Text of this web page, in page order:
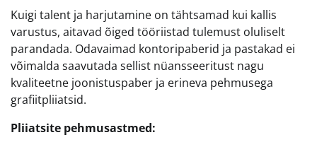
Kuigi talent ja harjutamine on tähtsamad kui kallis
varustus, aitavad õiged tööriistad tulemust oluliselt
parandada. Odavaimad kontoripaberid ja pastakad ei
võimalda saavutada sellist nüansseeritust nagu
kvaliteetne joonistuspaber ja erineva pehmusega
grafiitpliiatsid.
Pliiatsite pehmusastmed: